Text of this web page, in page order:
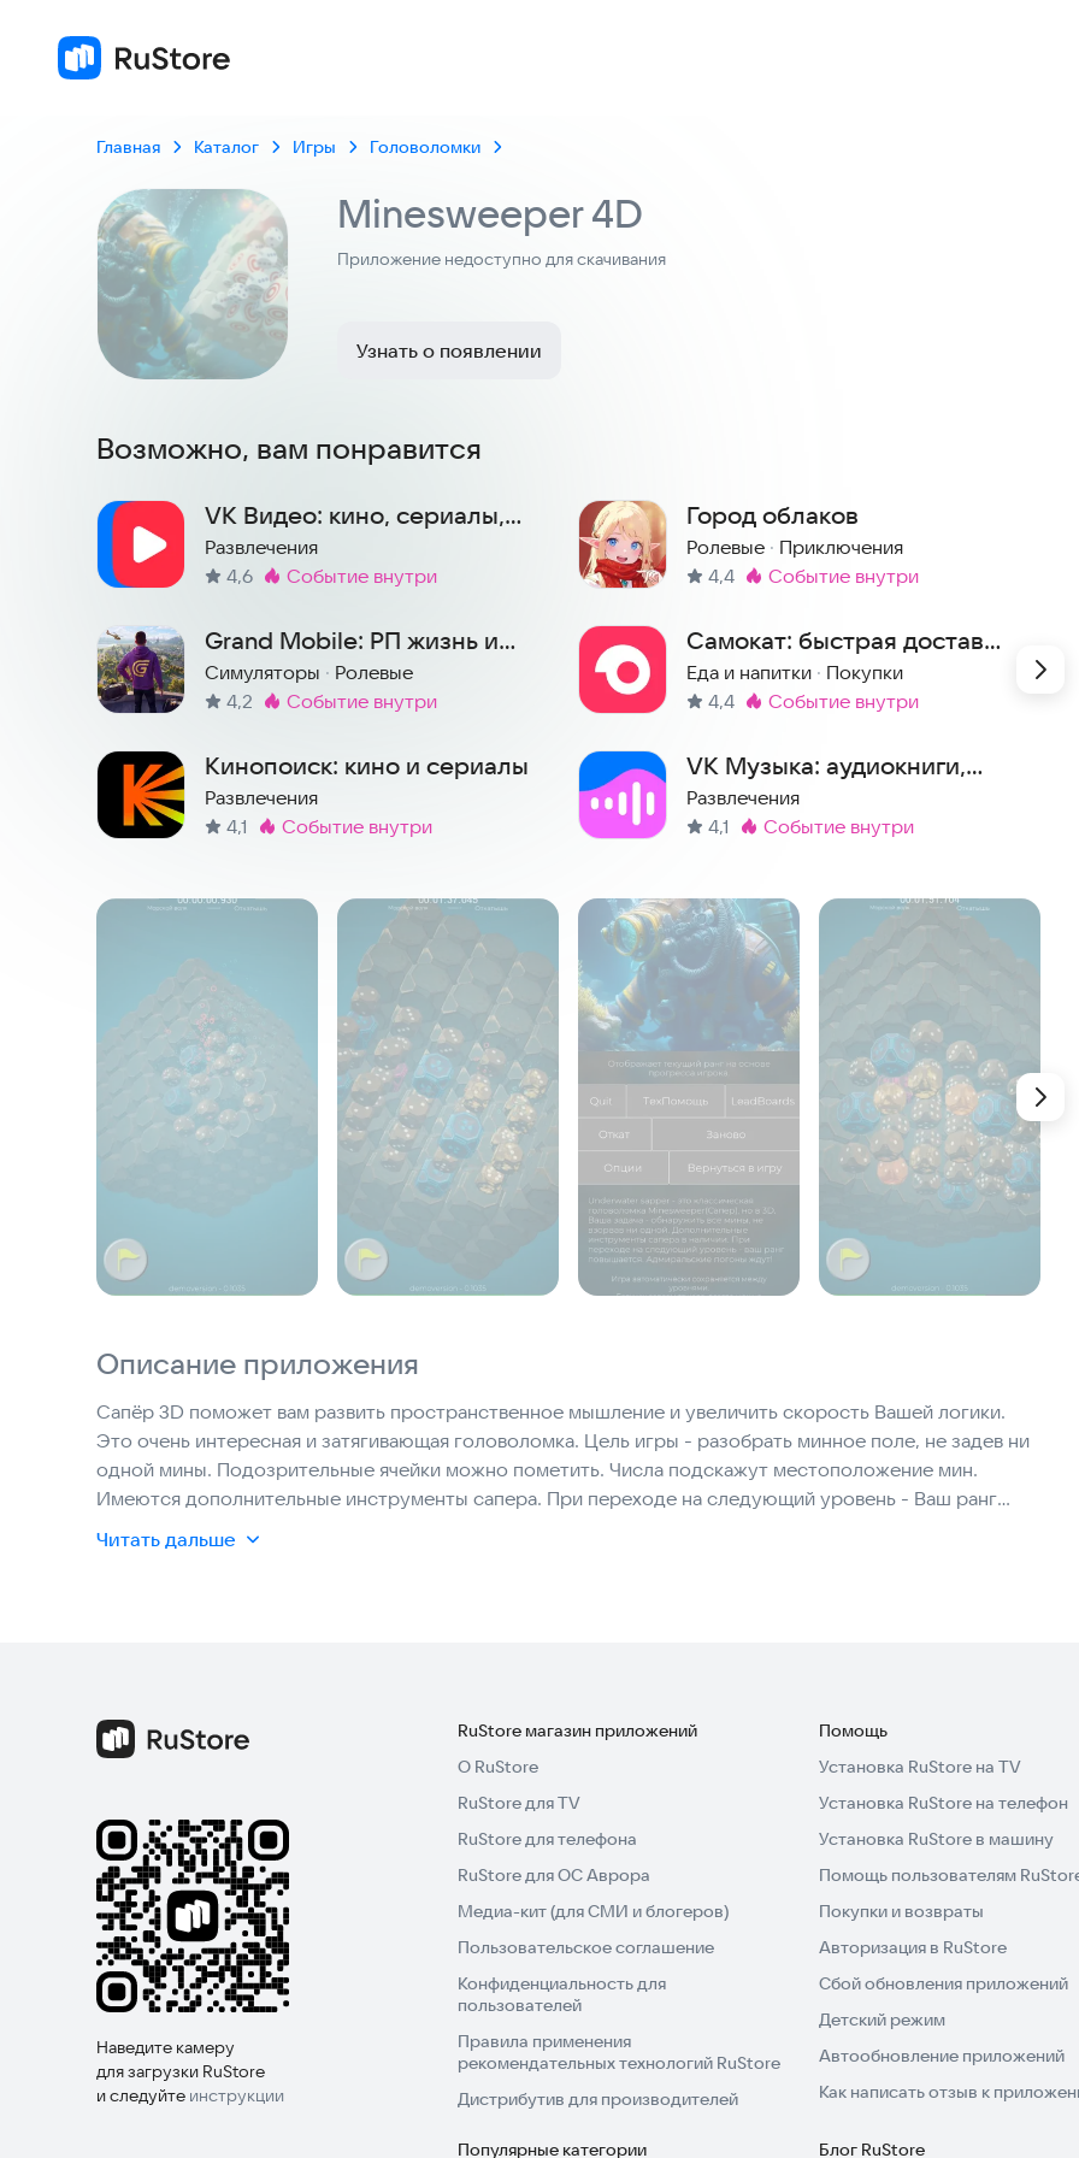
Главная Каталог Игры Головоломки
Minesweeper 4D
Приложение недоступно для скачивания
Узнать о появлении
Возможно, вам понравится
VK Видео: кино, сериалы,
ТВ, мультфильмы и клипы
Развлечения
4,6
Метка:
событие внутри
Grand Mobile: РП жизнь и
гонки онлайн
Симуляторы · Ролевые
4,2
Метка:
событие внутри
Кинопоиск: кино и сериалы
Развлечения
4,1
Метка:
событие внутри
Город облаков
Ролевые · Приключения
4,4
Метка:
событие внутри
Самокат: быстрая доставка
еды и продуктов на дом
Еда и напитки · Покупки
4,4
Метка:
событие внутри
VK Музыка: аудиокниги,
песни, подкасты
Развлечения
4,1
Метка:
событие внутри
Скриншоты
Описание приложения
Сапёр 3D поможет вам развить пространственное мышление и увеличить скорость Вашей логики.
Это очень интересная и затягивающая головоломка. Цель игры - разобрать минное поле, не задев ни
одной мины. Подозрительные ячейки можно пометить. Числа подскажут местоположение мин.
Имеются дополнительные инструменты сапера. При переходе на следующий уровень - Ваш ранг
повышается.
Читать дальше
Наведите камеру
для загрузки RuStore
и следуйте инструкции
RuStore магазин приложений
О RuStore
RuStore для TV
RuStore для телефона
RuStore для ОС Аврора
Медиа-кит (для СМИ и блогеров)
Пользовательское соглашение
Конфиденциальность для
пользователей
Правила применения
рекомендательных технологий RuStore
Дистрибутив для производителей
Помощь
Установка RuStore на TV
Установка RuStore на телефон
Установка RuStore в машину
Помощь пользователям
Покупки и возвраты
Авторизация в RuStore
Сбой обновления приложений
Детский режим
Автообновление приложений
Как написать отзыв к
Популярные категории Блог RuStore